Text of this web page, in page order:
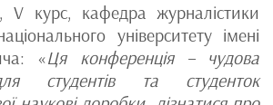
, V курс, кафедра журналістики
університету імені
«Ця конференція – чудова
студентів та студенток